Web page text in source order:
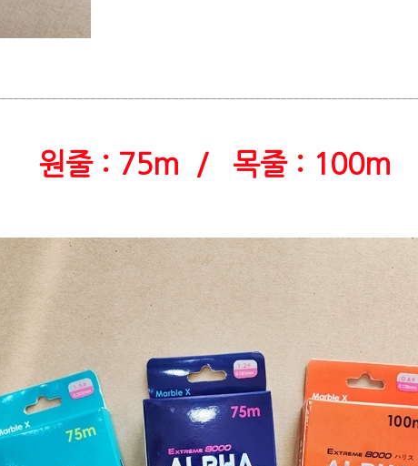
원줄 : 75m / 목줄 : 100m